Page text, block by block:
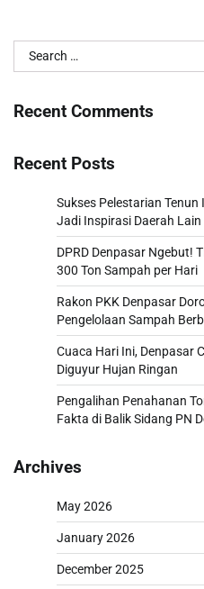
Search
for:
Recent Comments
Recent Posts
Sukses Pelestarian
Jadi Inspirasi Daerah Lain
DPRD Denpasar Ngebut!
300 Ton Sampah per Hari
Rakon PKK Denpasar
Pengelolaan Sampah
Cuaca Hari Ini, Denpasar
Diguyur Hujan Ringan
Pengalihan Penahanan
Fakta di Balik Sidang PN
Archives
May 2026
January 2026
December 2025